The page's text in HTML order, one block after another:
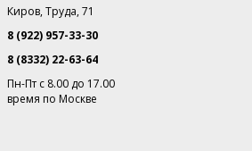
Киров, Труда, 71
8 (922) 957-33-30
8 (8332) 22-63-64
Пн-Пт с 8.00 до 17.00
время по Москве